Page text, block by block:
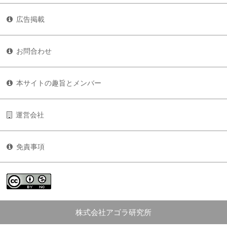
広告掲載
お問合わせ
本サイトの趣旨とメンバー
運営会社
免責事項
株式会社アゴラ研究所